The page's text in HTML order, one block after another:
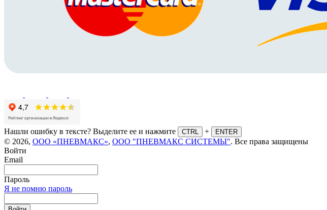
Нашли ошибку в тексте? Выделите ее и нажмите CTRL + ENTER
© 2026, ООО «ПНЕВМАКС», ООО "ПНЕВМАКС СИСТЕМЫ". Все права защищены
Войти
Email
Пароль
Я не помню пароль